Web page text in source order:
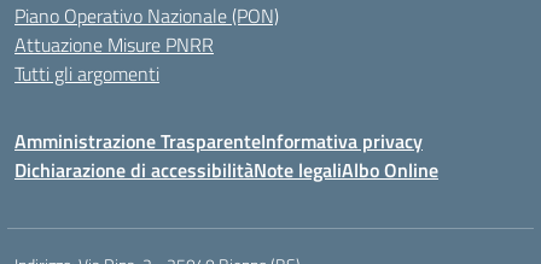
Piano Operativo Nazionale (PON)
Attuazione Misure PNRR
Tutti gli argomenti
Amministrazione TrasparenteInformativa privacy
Dichiarazione di accessibilitàNote legaliAlbo Online